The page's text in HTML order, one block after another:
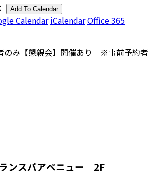
Add To Calendar
Calendar iCalendarOffice 365
み【懇親会】開催あり ※事前予約者
ンスパアベニュー 2F